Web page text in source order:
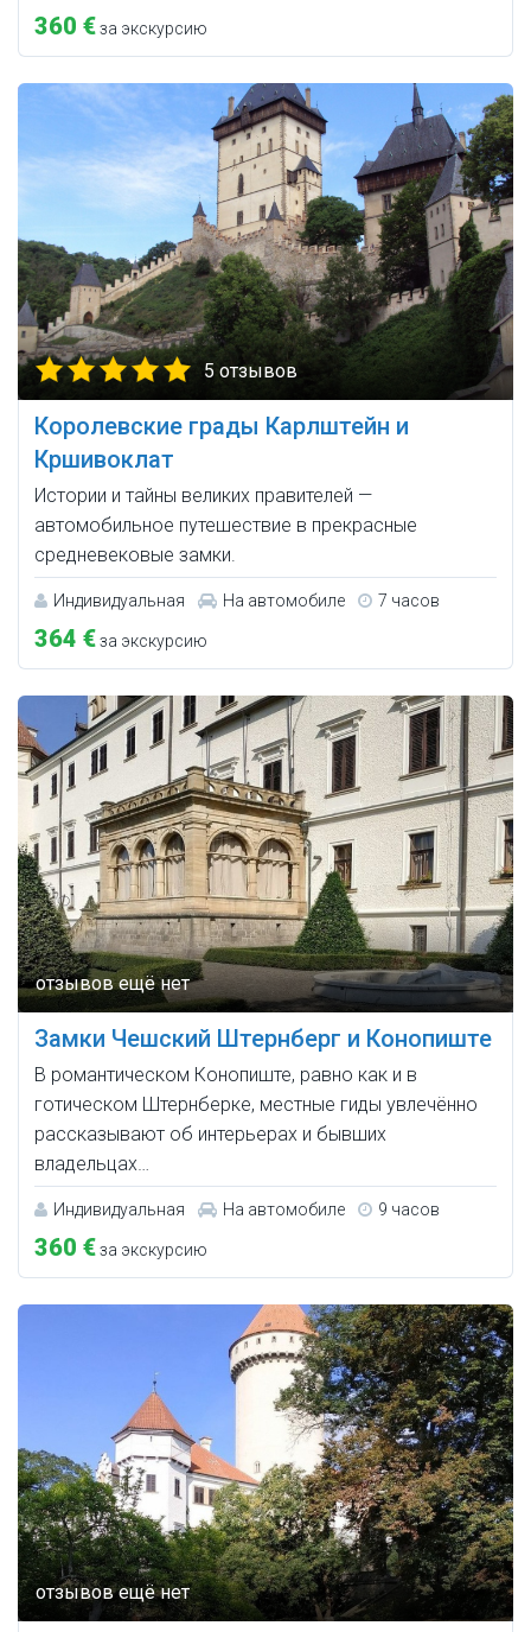
360 €за экскурсию
5 отзывов
Королевские грады Карлштейн и
Кршивоклат
Истории и тайны великих правителей —
автомобильное путешествие в прекрасные
средневековые замки.
Индивидуальная На автомобиле 7 часов
364 €за экскурсию
Замки Чешский Штернберг и Конопиште
В романтическом Конопиште, равно как и в
готическом Штернберке, местные гиды увлечённо
рассказывают об интерьерах и бывших
владельцах…
Индивидуальная На автомобиле 9 часов
360 €за экскурсию